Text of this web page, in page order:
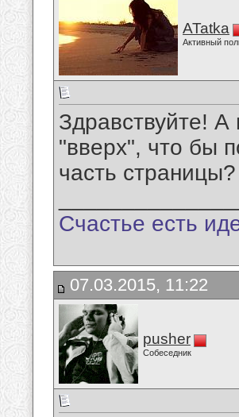
ATatka
Активный
Здравствуйте! А
"вверх", что бы
часть
Счастье есть
07.03.2015, 11:22
pusher
Собеседник